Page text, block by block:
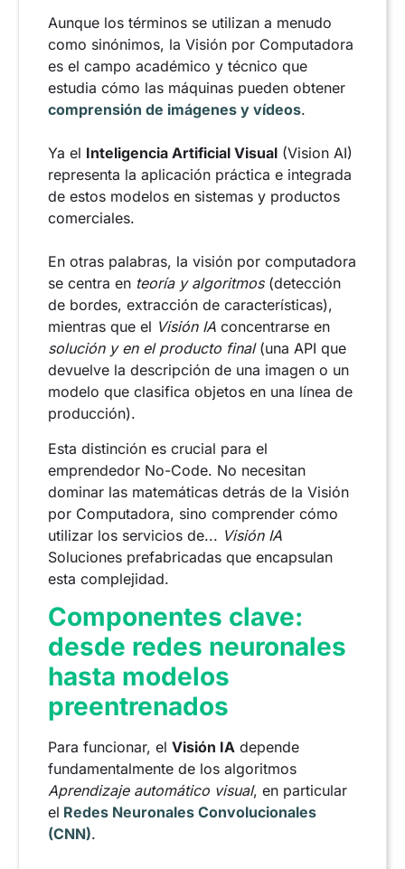
Aunque los términos se utilizan a menudo
como sinónimos, la Visión por Computadora
es el campo académico y técnico que
estudia cómo las máquinas pueden obtener
comprensión de imágenes y vídeos.
Ya el Inteligencia Artificial Visual (Vision AI)
representa la aplicación práctica e integrada
de estos modelos en sistemas y productos
comerciales.
En otras palabras, la visión por computadora
se centra en teoría y algoritmos(detección
de bordes, extracción de características),
mientras que el Visión IA concentrarse en
solución y en el producto final(una API que
devuelve la descripción de una imagen o un
modelo que clasifica objetos en una línea de
producción).
Esta distinción es crucial para el
emprendedor No-Code. No necesitan
dominar las matemáticas detrás de la Visión
por Computadora, sino comprender cómo
utilizar los servicios de... Visión IA
Soluciones prefabricadas que encapsulan
esta complejidad.
Componentes clave:
desde redes neuronales
hasta modelos
preentrenados
Para funcionar, el Visión IA depende
fundamentalmente de los algoritmos
Aprendizaje automático visual, en particular
el Redes Neuronales Convolucionales
(CNN).